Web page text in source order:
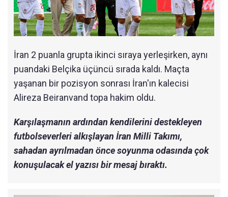
İran 2 puanla grupta ikinci sıraya yerleşirken, aynı
puandaki Belçika üçüncü sırada kaldı. Maçta
yaşanan bir pozisyon sonrası İran'ın kalecisi
Alireza Beiranvand topa hakim oldu.
Karşılaşmanın ardından kendilerini destekleyen
futbolseverleri alkışlayan İran Milli Takımı,
sahadan ayrılmadan önce soyunma odasında çok
konuşulacak el yazısı bir mesaj bıraktı.